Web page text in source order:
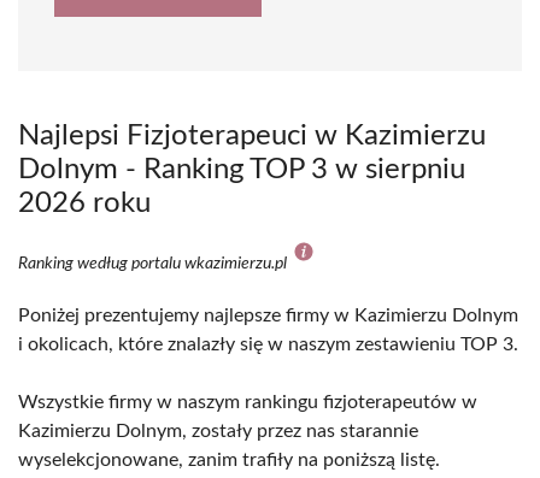
Najlepsi Fizjoterapeuci w Kazimierzu
Dolnym - Ranking TOP 3 w sierpniu
2026 roku
Ranking według portalu wkazimierzu.pl
Poniżej prezentujemy najlepsze firmy w Kazimierzu Dolnym
i okolicach, które znalazły się w naszym zestawieniu TOP 3.
Wszystkie firmy w naszym rankingu fizjoterapeutów w
Kazimierzu Dolnym, zostały przez nas starannie
wyselekcjonowane, zanim trafiły na poniższą listę.